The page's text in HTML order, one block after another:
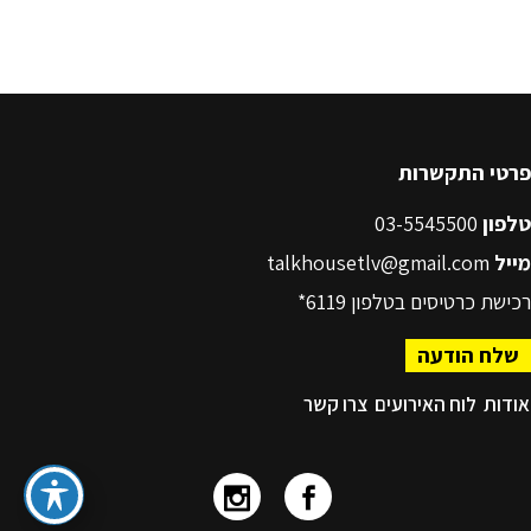
פרטי התקשרות
טלפון
מייל talkhousetlv@gmail.com
רכישת כרטיסים בטלפון 6119*
שלח הודעה
אודות לוח האירועים צרו קשר